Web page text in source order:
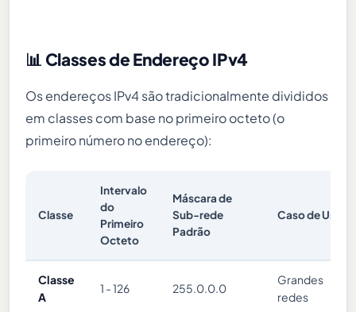
📊 Classes de Endereço IPv4
Os endereços IPv4 são tradicionalmente divididos
em classes com base no primeiro octeto (o
primeiro número no endereço):
Classe
Intervalo
do
Primeiro
Octeto
Máscara de
Sub-rede
Padrão
Caso de Uso
Classe
A
1 - 126 255.0.0.0
Grandes
redes